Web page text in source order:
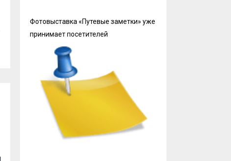
Фотовыставка «Путевые заметки» уже
принимает посетителей